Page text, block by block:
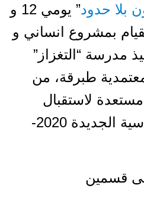
بلا حدود
” يومي 12 و
2020 القيام بمشروع انساني و
مدرسة “التغزاز”
طبرقة، من
لاستقبال
تلاميذها للسنة الدراسية الجديدة 2020-
قسمين